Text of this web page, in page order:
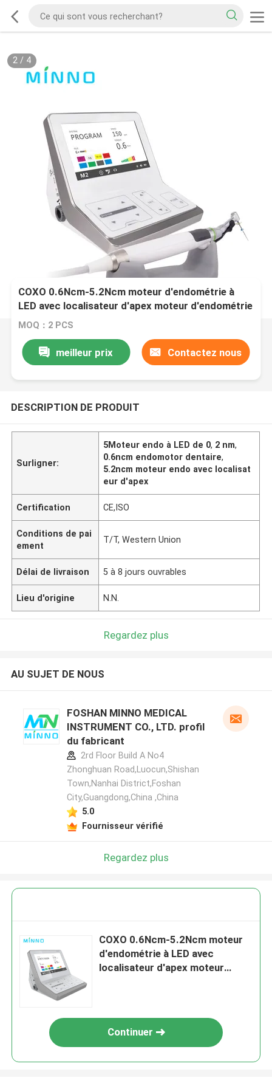
2/ 4
COXO 0.6Ncm-5.2Ncm moteur d'endométrie à
LED avec localisateur d'apex moteur d'endométrie
dentaire
MOQ：2 PCS
meilleur prix Contactez nous
DESCRIPTION DE PRODUIT
Surligner:
5Moteur endo à LED de 0, 2 nm,
0.6ncm endomotor dentaire,
5.2ncm moteur endo avec localisat
eur d'apex
Certification CE,ISO
Conditions de pai
ement
T/T, Western Union
Délai de livraison 5 à 8 jours ouvrables
Lieu d'origine N.N.
Regardez plus
AU SUJET DE NOUS
FOSHAN MINNO MEDICAL
INSTRUMENT CO., LTD. profil
du fabricant
2rd Floor Build A No4
Zhonghuan Road,Luocun,Shishan
Town,Nanhai District,Foshan
City,Guangdong,China ,China
5.0
Fournisseur vérifié
Regardez plus
COXO 0.6Ncm-5.2Ncm moteur
d'endométrie à LED avec
localisateur d'apex moteur
Continuer